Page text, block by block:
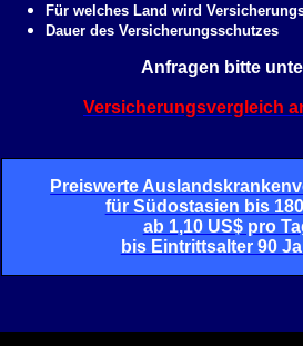
Für welches Land wird
Dauer des Versicherungsschutzes
Anfragen bitte
Versicherungsvergleich
Preiswerte
für Südostasien bis
ab 1,10 US$ pro
bis Eintrittsalter 90